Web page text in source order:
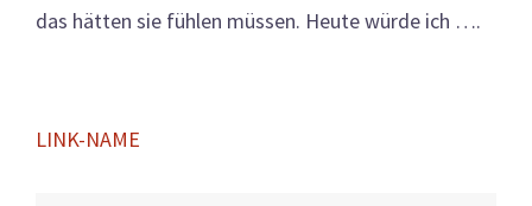
das hätten sie fühlen müssen. Heute würde ich ….
LINK-NAME